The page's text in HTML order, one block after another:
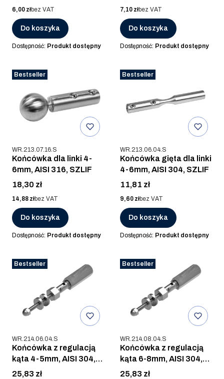
Cena
6,00 złbez VAT
Do koszyka
Dostępność: Produkt dostępny
Cena
7,10 złbez VAT
Do koszyka
Dostępność: Produkt dostępny
Bestseller
Kod produktu
WR.213.07.16.S
Końcówka dla linki 4-
6mm, AISI 316, SZLIF
Cena
18,30 zł
Cena
14,88 złbez VAT
Do koszyka
Dostępność: Produkt dostępny
Bestseller
Kod produktu
WR.213.06.04.S
Końcówka gięta dla linki
4-6mm, AISI 304, SZLIF
Cena
11,81 zł
Cena
9,60 złbez VAT
Do koszyka
Dostępność: Produkt dostępny
Bestseller
Kod produktu
WR.214.06.04.S
Końcówka z regulacją
kąta 4-5mm, AISI 304,
SZLIF
Cena
25,83 zł
Bestseller
Kod produktu
WR.214.08.04.S
Końcówka z regulacją
kąta 6-8mm, AISI 304,
SZLIF
Cena
25,83 zł